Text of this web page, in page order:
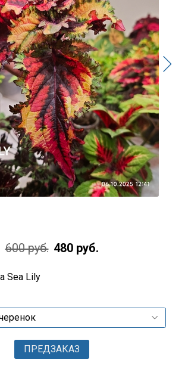
600 руб. 480 руб.
Sea Lily
ПРЕДЗАКАЗ